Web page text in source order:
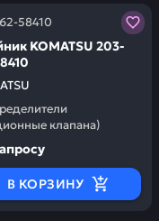
гарантию
58410
KOMATSU 203-
клапана)
запчасти у
В КОРЗИНУ